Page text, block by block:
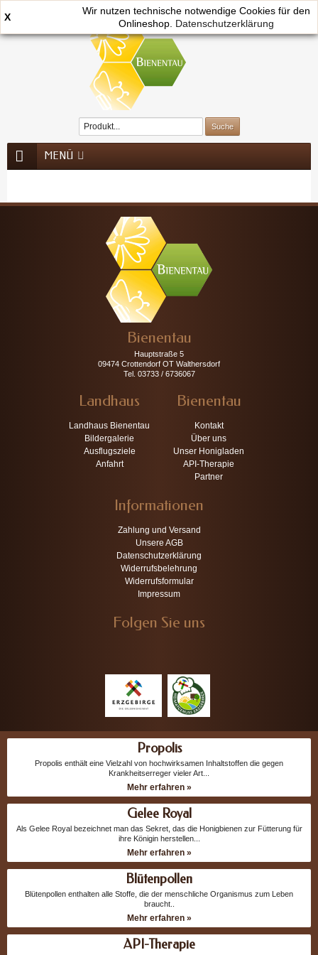
X
Wir nutzen technische notwendige Cookies für den
Onlineshop. Datenschutzerklärung
0
MENÜ
Bienentau
Hauptstraße 5
09474 Crottendorf OT Walthersdorf
Tel. 03733 / 6736067
Landhaus
Landhaus Bienentau
Bildergalerie
Ausflugsziele
Anfahrt
Bienentau
Kontakt
Über uns
Unser Honigladen
API-Therapie
Partner
Informationen
Zahlung und Versand
Unsere AGB
Datenschutzerklärung
Widerrufsbelehrung
Widerrufsformular
Impressum
Folgen Sie uns
Propolis
Propolis enthält eine Vielzahl von hochwirksamen Inhaltstoffen die gegen
Krankheitserreger vieler Art...
Mehr erfahren »
Gelee Royal
Als Gelee Royal bezeichnet man das Sekret, das die Honigbienen zur Fütterung für
ihre Königin herstellen...
Mehr erfahren »
Blütenpollen
Blütenpollen enthalten alle Stoffe, die der menschliche Organismus zum Leben
braucht..
Mehr erfahren »
API-Therapie